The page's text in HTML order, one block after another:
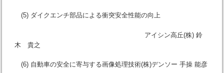
(5) ダイクエンチ部品による衝突安全性能の向上
アイシン高丘(株) 鈴
木 貴之
(6) 自動車の安全に寄与する画像処理技術(株)デンソー 手操 能彦